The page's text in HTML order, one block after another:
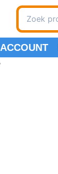
Zoeken
naar:
ACCOUNT